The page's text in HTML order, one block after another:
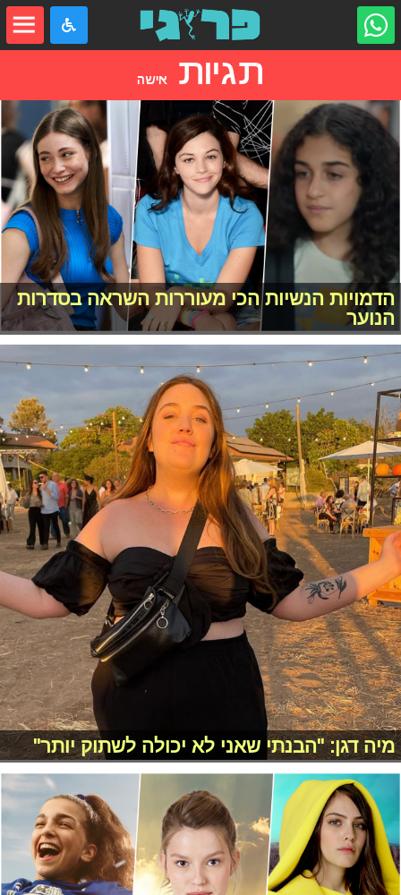
תגיות אישה
הדמויות הנשיות הכי מעוררות השראה בסדרות
הנוער
מיה דגן: "הבנתי שאני לא יכולה לשתוק יותר"